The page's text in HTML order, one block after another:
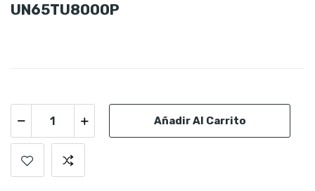
UN65TU8000P
Añadir Al Carrito